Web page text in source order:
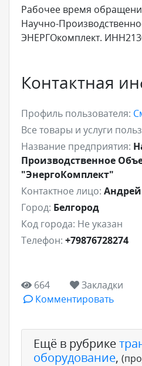
Рабочее время
Научно-
ЭНЕРГОкомплект.
Контактная
Профиль пользователя:
Все товары и услуги
Название предприятия:
Производственное
"ЭнергоКомплект"
Контактное лицо:
Город: Белгород
Код города: Не указан
Телефон: +79876728274
664
Закладки
Комментировать
Ещё в рубрике
оборудование,